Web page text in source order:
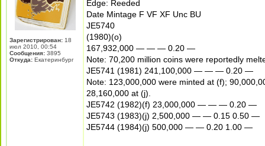
Зарегистрирован: 18
июл 2010, 00:54
Сообщения: 3895
Откуда: Екатеринбург
Edge: Reeded
Date Mintage F VF XF Unc BU
JE5740
(1980)(o)
167,932,000 — — — 0.20 —
Note: 70,200 million coins were reportedly
JE5741 (1981) 241,100,000 — — — 0.20 —
Note: 123,000,000 were minted at (f);
28,160,000 at (j).
JE5742 (1982)(f) 23,000,000 — — — 0.20 —
JE5743 (1983)(j) 2,500,000 — — 0.15 0.50 —
JE5744 (1984)(j) 500,000 — — 0.20 1.00 —